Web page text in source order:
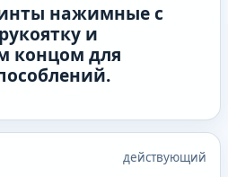
нажимные с
и
концом для
действующий